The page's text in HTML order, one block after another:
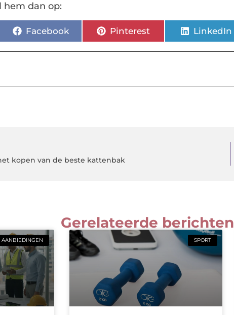
hem dan op:
Facebook Pinterest LinkedIn
kopen van de beste kattenbak
Gerelateerde berichten
AANBIEDINGEN SPORT